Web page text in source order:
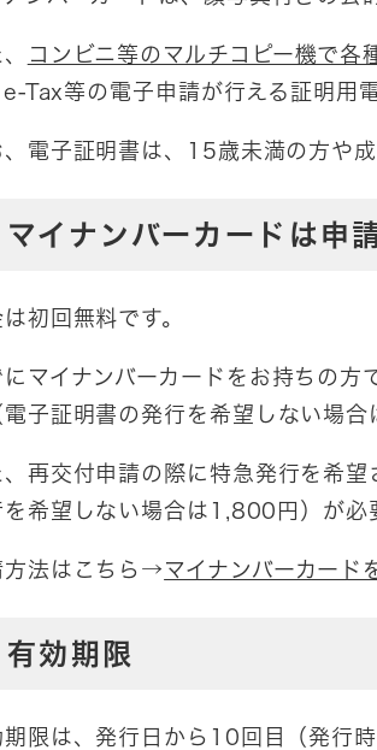
コンビニ等のマルチコピー機で
e‐Tax等の電子申請が行える証明用
、電子証明書は、15歳未満の方や
マイナンバーカードは申
初回無料です。
にマイナンバーカードをお持ちの
電子証明書の発行を希望しない場合
、再交付申請の際に特急発行を希
を希望しない場合は1,800円）が必
方法はこちら→ マイナンバーカード
有効期限
期限は、発行日から10回目（発行